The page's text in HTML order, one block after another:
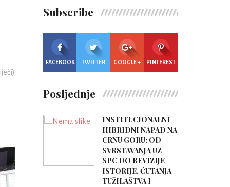
Subscribe
FACEBOOK TWITTER GOOGLE + PINTEREST
Posljednje
INSTITUCIONALNI
HIBRIDNI NAPAD NA
CRNU GORU: OD
SVRSTAVANJA UZ
SPC DO REVIZIJE
ISTORIJE, ĆUTANJA
TUŽILAŠTVA I